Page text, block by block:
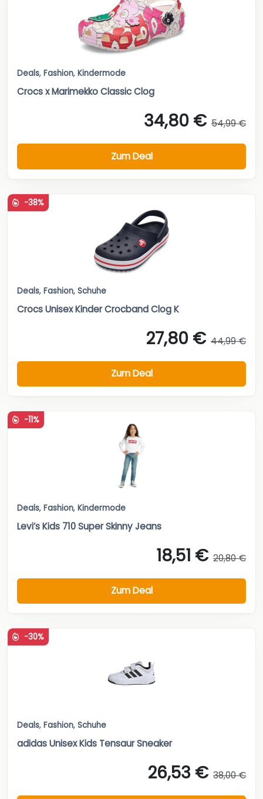
Deals, Fashion, Kindermode
Crocs x Marimekko Classic Clog
34,80 € 54,99 €
Zum Deal
-38%
Deals, Fashion, Schuhe
Crocs Unisex Kinder Crocband Clog K
27,80 € 44,99 €
Zum Deal
-11%
Deals, Fashion, Kindermode
Levi’s Kids 710 Super Skinny Jeans
18,51 € 20,80 €
Zum Deal
-30%
Deals, Fashion, Schuhe
adidas Unisex Kids Tensaur Sneaker
26,53 € 38,00 €